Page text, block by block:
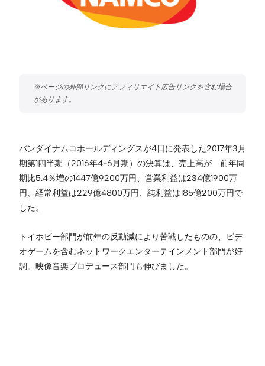
バンダイナムコホールディングスが4日に発表した2017年3月
期第1四半期（2016年4-6月期）の決算は、売上高が 前年同
期比5.4％増の1447億9200万円、営業利益は234億1900万
円、経常利益は229億4800万円、純利益は185億200万円で
した。
トイホビー部門が前年の反動減により苦戦したものの、ビデ
オゲームを含むネットワークエンターテインメント部門が好
調。映像音楽プロデュース部門も伸びました。